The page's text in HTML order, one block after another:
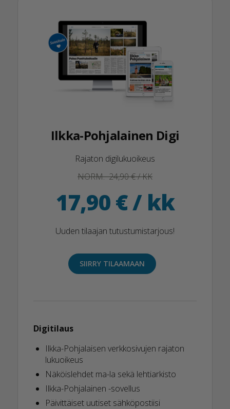
Ilkka-Pohjalainen Digi
Rajaton digilukuoikeus
NORM. 24,90 € / KK
17,90 € / kk
Uuden tilaajan tutustumistarjous!
SIIRRY TILAAMAAN
Digitilaus
Ilkka-Pohjalaisen verkkosivujen rajaton
lukuoikeus
Näköislehdet ma-la sekä lehtiarkisto
Ilkka-Pohjalainen -sovellus
Päivittäiset uutiset sähköpostiisi